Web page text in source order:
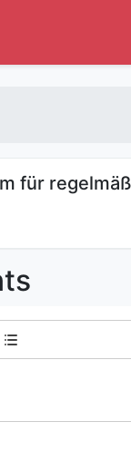
für